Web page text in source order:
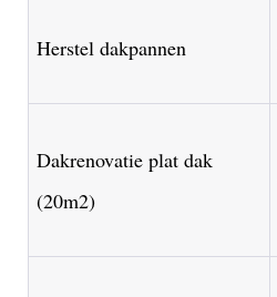
Herstel dakpannen
Dakrenovatie plat dak
(20m2)